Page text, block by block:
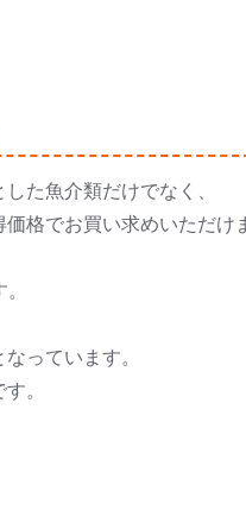
た魚介類だけでなく、
格でお買い求めいただけ
っています。
。